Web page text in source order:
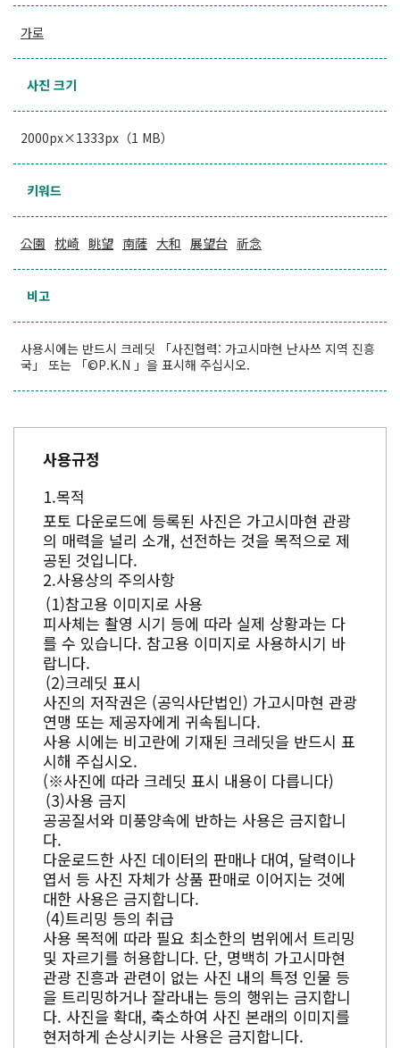
가로
사진 크기
2000px×1333px（1 MB）
키워드
公園 枕崎 眺望 南薩 大和 展望台 祈念
비고
사용시에는 반드시 크레딧 「사진협력: 가고시마현 난사쓰 지역 진흥
국」 또는 「©P.K.N 」을 표시해 주십시오.
사용규정
목적
포토 다운로드에 등록된 사진은 가고시마현 관광
의 매력을 널리 소개, 선전하는 것을 목적으로 제
공된 것입니다.
사용상의 주의사항
참고용 이미지로 사용
피사체는 촬영 시기 등에 따라 실제 상황과는 다
를 수 있습니다. 참고용 이미지로 사용하시기 바
랍니다.
크레딧 표시
사진의 저작권은 (공익사단법인) 가고시마현 관광
연맹 또는 제공자에게 귀속됩니다.
사용 시에는 비고란에 기재된 크레딧을 반드시 표
시해 주십시오.
(※사진에 따라 크레딧 표시 내용이 다릅니다)
사용 금지
공공질서와 미풍양속에 반하는 사용은 금지합니
다.
다운로드한 사진 데이터의 판매나 대여, 달력이나
엽서 등 사진 자체가 상품 판매로 이어지는 것에
대한 사용은 금지합니다.
트리밍 등의 취급
사용 목적에 따라 필요 최소한의 범위에서 트리밍
및 자르기를 허용합니다. 단, 명백히 가고시마현
관광 진흥과 관련이 없는 사진 내의 특정 인물 등
을 트리밍하거나 잘라내는 등의 행위는 금지합니
다. 사진을 확대, 축소하여 사진 본래의 이미지를
현저하게 손상시키는 사용은 금지합니다.